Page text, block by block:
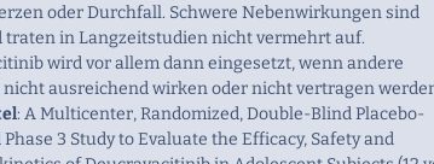
oder Durchfall. Schwere Nebenwirkungen sind
traten in Langzeitstudien nicht vermehrt auf.
wird vor allem dann eingesetzt, wenn andere
ausreichend wirken oder nicht vertragen
: A Multicenter, Randomized, Double-Blind Placebo-
3 Study to Evaluate the Efficacy, Safety and